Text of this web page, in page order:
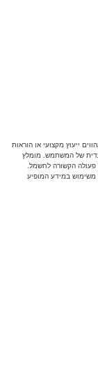
ייעוץ מקצועי או הוראות
של המשתמש. מומלץ
פעולה הקשורה לחשמל.
משימוש במידע המופיע